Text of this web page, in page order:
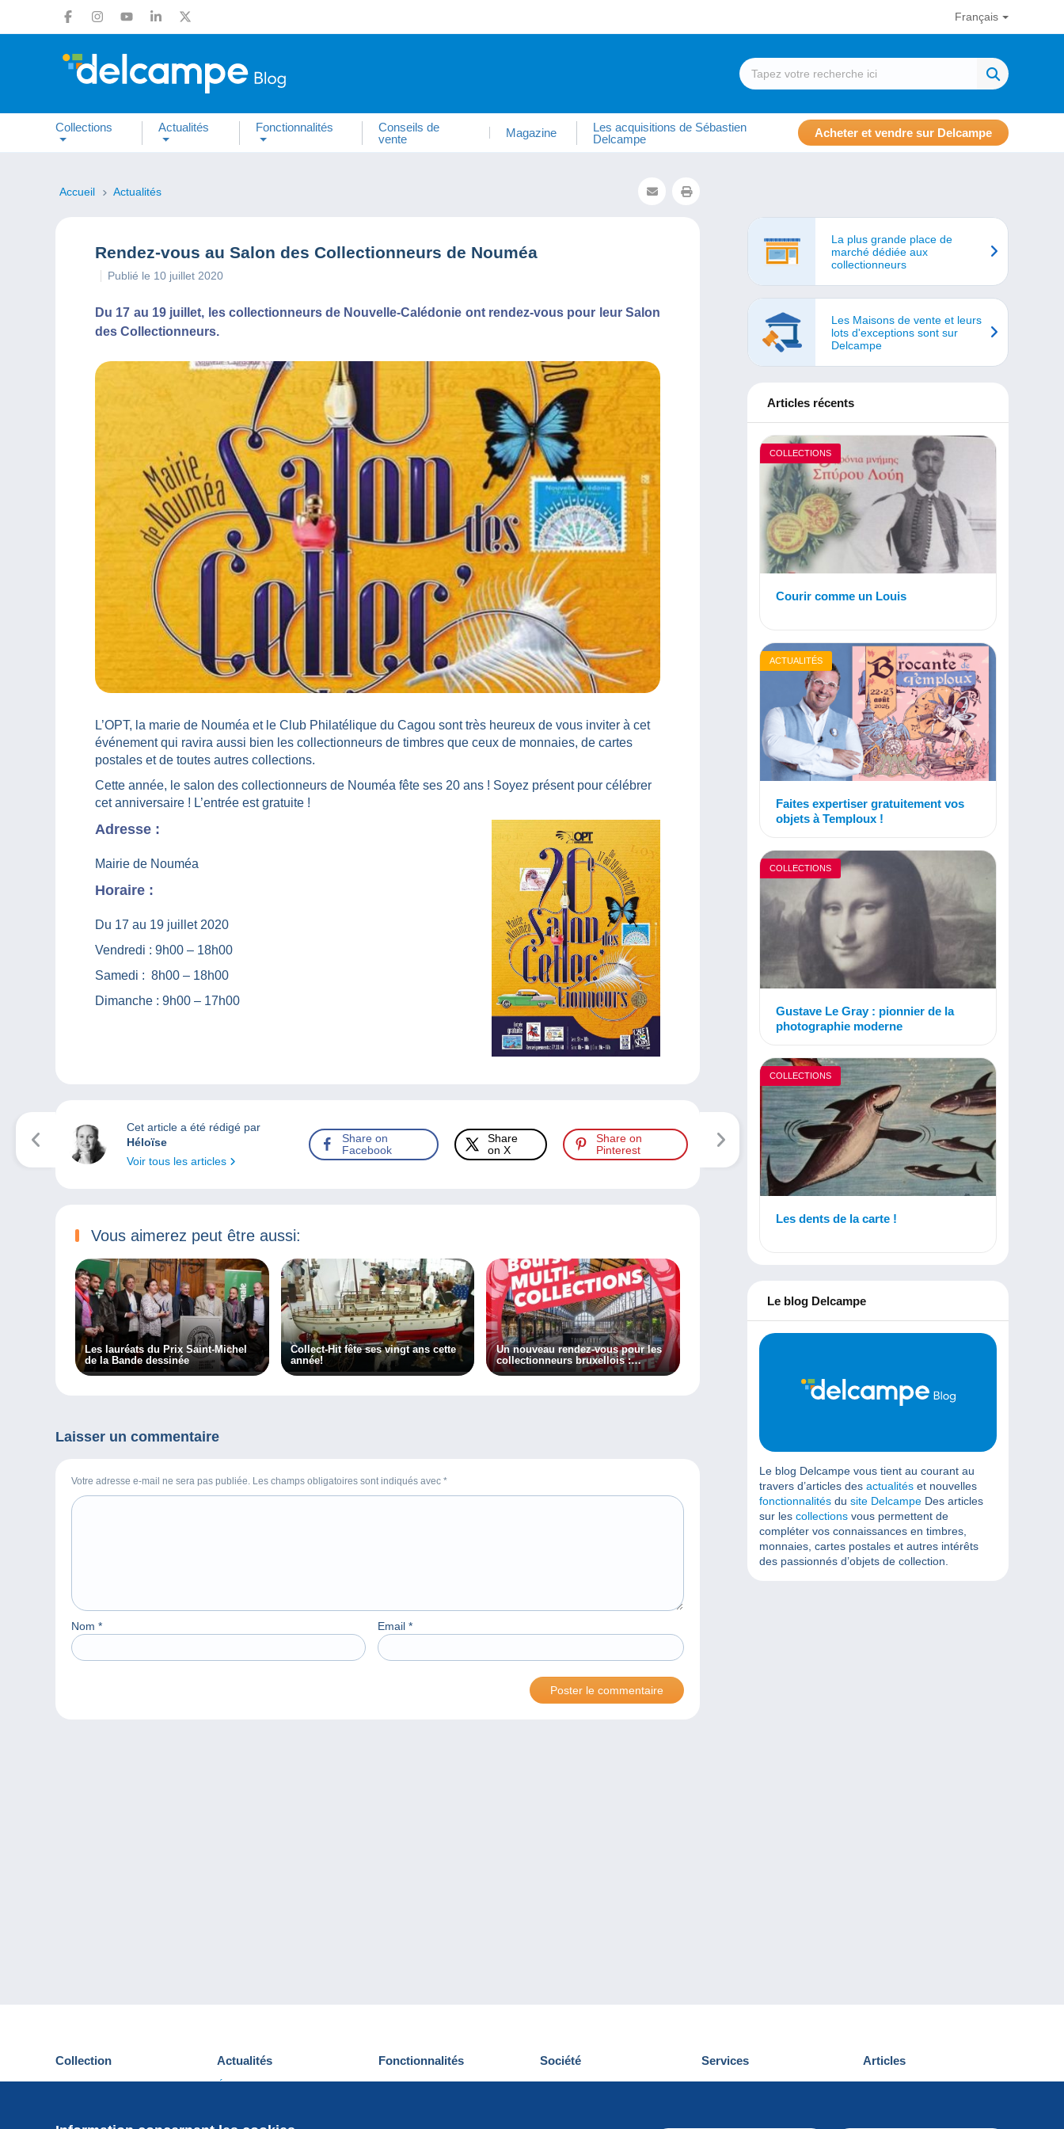
Français
Collections Actualités Fonctionnalités
Conseils de
vente
Magazine
Les acquisitions de Sébastien
Delcampe
Acheter et vendre sur Delcampe
Accueil Actualités
Rendez-vous au Salon des Collectionneurs de Nouméa
Publié le 10 juillet 2020
Du 17 au 19 juillet, les collectionneurs de Nouvelle-Calédonie ont rendez-vous pour leur Salon
des Collectionneurs.
L’OPT, la marie de Nouméa et le Club Philatélique du Cagou sont très heureux de vous inviter à cet
événement qui ravira aussi bien les collectionneurs de timbres que ceux de monnaies, de cartes
postales et de toutes autres collections.
Cette année, le salon des collectionneurs de Nouméa fête ses 20 ans ! Soyez présent pour célébrer
cet anniversaire ! L’entrée est gratuite !
Adresse :
Mairie de Nouméa
Horaire :
Du 17 au 19 juillet 2020
Vendredi : 9h00 – 18h00
Samedi : 8h00 – 18h00
Dimanche : 9h00 – 17h00
Cet article a été rédigé par
Héloïse
Voir tous les articles
Share on
Facebook
Share
on X
Share on
Pinterest
Vous aimerez peut être aussi:
Les lauréats du Prix Saint-Michel
de la Bande dessinée
Collect-Hit fête ses vingt ans cette
année!
Un nouveau rendez-vous pour les
collectionneurs bruxellois :
Collect’ Market !
Laisser un commentaire
Votre adresse e-mail ne sera pas publiée. Les champs obligatoires sont indiqués avec *
Nom * Email *
La plus grande place de
marché dédiée aux
collectionneurs
Les Maisons de vente et leurs
lots d'exceptions sont sur
Delcampe
Articles récents
COLLECTIONS
Courir comme un Louis
ACTUALITÉS
Faites expertiser gratuitement vos
objets à Temploux !
COLLECTIONS
Gustave Le Gray : pionnier de la
photographie moderne
COLLECTIONS
Les dents de la carte !
Le blog Delcampe
Le blog Delcampe vous tient au courant au
travers d’articles des actualités et nouvelles
fonctionnalités du site Delcampe Des articles
sur les collections vous permettent de
compléter vos connaissances en timbres,
monnaies, cartes postales et autres intérêts
des passionnés d’objets de collection.
Collection
Cartes postales
Actualités
Événements Delcampe
Fonctionnalités
Nouveautés
Société
Qui sommes-nous
Services
Découvrir Delcampe
Articles